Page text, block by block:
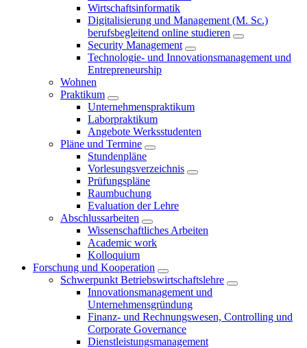
Wirtschaftsinformatik
Digitalisierung und Management (M. Sc.)
berufsbegleitend online studieren
Security Management
Technologie- und Innovationsmanagement und
Entrepreneurship
Wohnen
Praktikum
Unternehmenspraktikum
Laborpraktikum
Angebote Werksstudenten
Pläne und Termine
Stundenpläne
Vorlesungsverzeichnis
Prüfungspläne
Raumbuchung
Evaluation der Lehre
Abschlussarbeiten
Wissenschaftliches Arbeiten
Academic work
Kolloquium
Forschung und Kooperation
Schwerpunkt Betriebswirtschaftslehre
Innovationsmanagement und
Unternehmensgründung
Finanz- und Rechnungswesen, Controlling und
Corporate Governance
Dienstleistungsmanagement